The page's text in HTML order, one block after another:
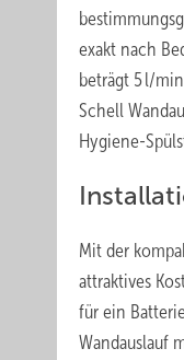
exakt nach
beträgt 5 l/
Schell
Hygiene-
Mit der
attraktives
für ein
Wandauslauf